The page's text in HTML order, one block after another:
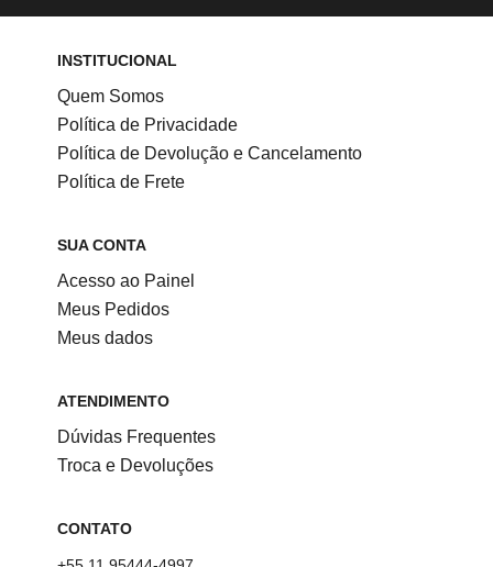
INSTITUCIONAL
Quem Somos
Política de Privacidade
Política de Devolução e Cancelamento
Política de Frete
SUA CONTA
Acesso ao Painel
Meus Pedidos
Meus dados
ATENDIMENTO
Dúvidas Frequentes
Troca e Devoluções
CONTATO